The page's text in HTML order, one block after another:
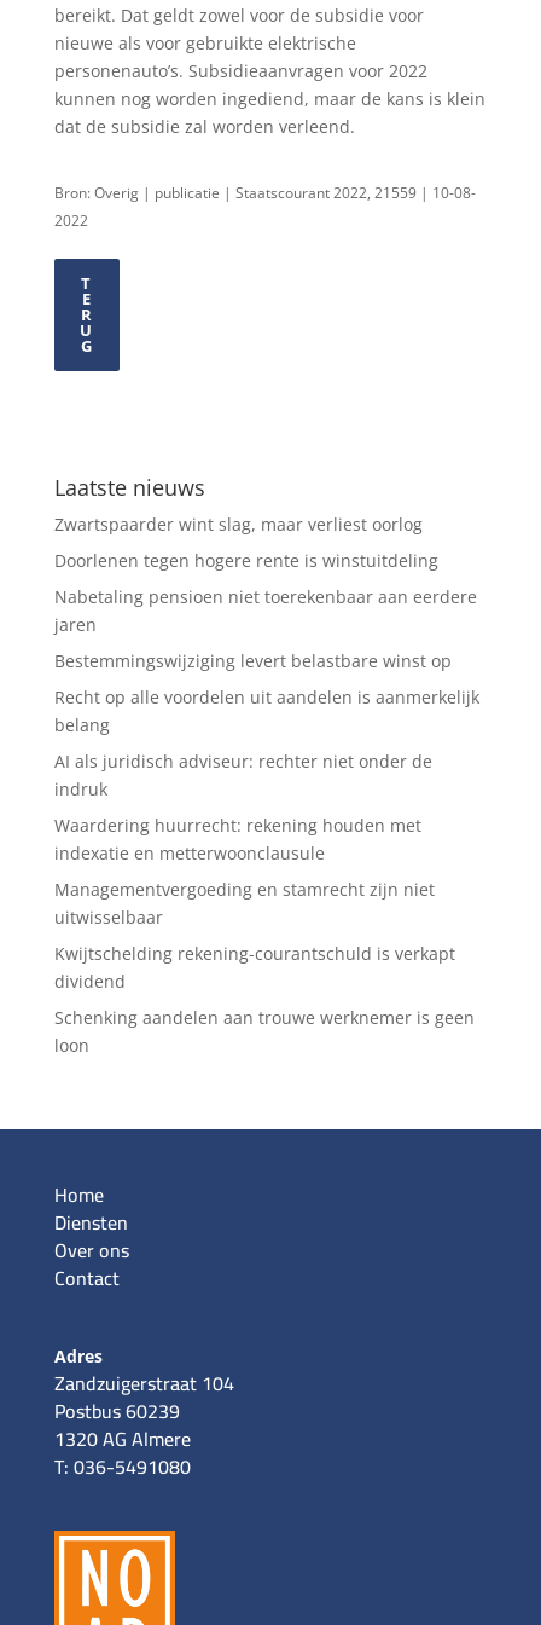
bereikt. Dat geldt zowel voor de subsidie voor
nieuwe als voor gebruikte elektrische
personenauto’s. Subsidieaanvragen voor 2022
kunnen nog worden ingediend, maar de kans is klein
dat de subsidie zal worden verleend.
Bron: Overig | publicatie | Staatscourant 2022, 21559 | 10-08-
2022
T
E
R
U
G
Laatste nieuws
Zwartspaarder wint slag, maar verliest oorlog
Doorlenen tegen hogere rente is winstuitdeling
Nabetaling pensioen niet toerekenbaar aan eerdere
jaren
Bestemmingswijziging levert belastbare winst op
Recht op alle voordelen uit aandelen is aanmerkelijk
belang
AI als juridisch adviseur: rechter niet onder de
indruk
Waardering huurrecht: rekening houden met
indexatie en metterwoonclausule
Managementvergoeding en stamrecht zijn niet
uitwisselbaar
Kwijtschelding rekening-courantschuld is verkapt
dividend
Schenking aandelen aan trouwe werknemer is geen
loon
Home
Diensten
Over ons
Contact
Adres
Zandzuigerstraat 104
Postbus 60239
1320 AG Almere
T: 036-5491080